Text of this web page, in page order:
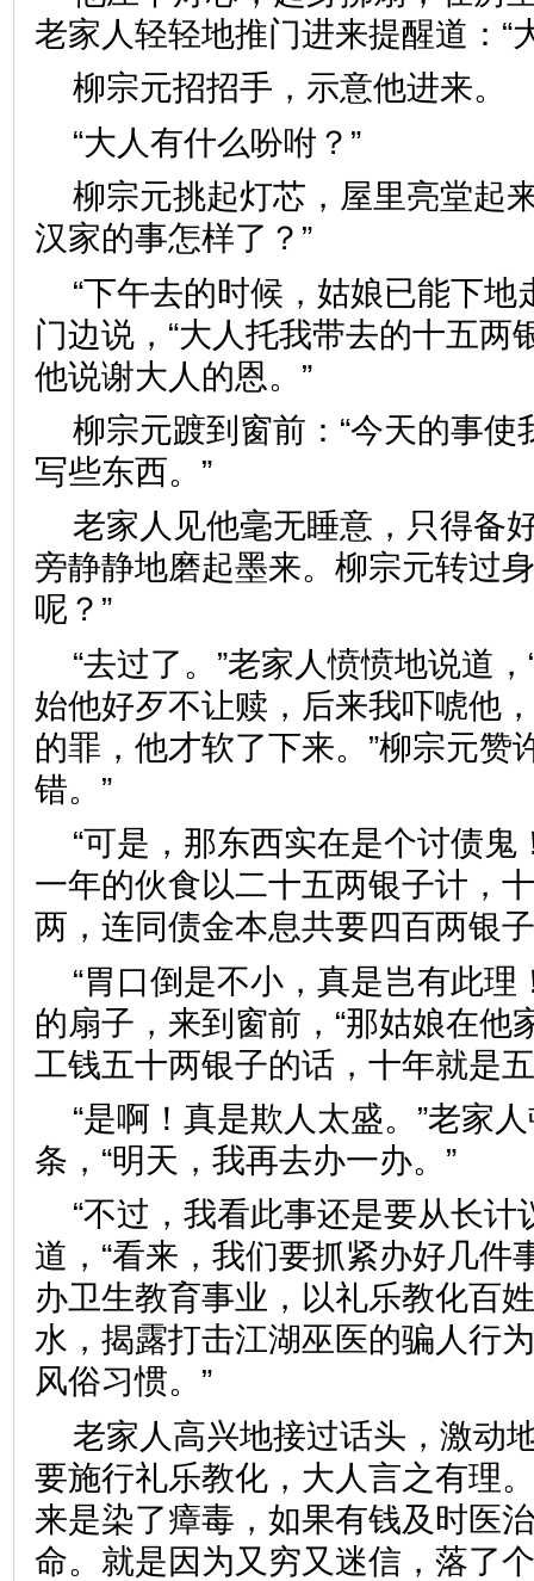
老家人轻轻地推门进来提醒道：“
柳宗元招招手，示意他进来。
“大人有什么吩咐？”
柳宗元挑起灯芯，屋里亮堂起
汉家的事怎样了？”
“下午去的时候，姑娘已能下地
门边说，“大人托我带去的十五两
他说谢大人的恩。”
柳宗元踱到窗前：“今天的事使
写些东西。”
老家人见他毫无睡意，只得备
旁静静地磨起墨来。柳宗元转过
呢？”
“去过了。”老家人愤愤地说道
始他好歹不让赎，后来我吓唬他
的罪，他才软了下来。”柳宗元赞
错。”
“可是，那东西实在是个讨债
一年的伙食以二十五两银子计，
两，连同债金本息共要四百两银
“胃口倒是不小，真是岂有此理
的扇子，来到窗前，“那姑娘在他
工钱五十两银子的话，十年就是
“是啊！真是欺人太盛。”老家
条，“明天，我再去办一办。”
“不过，我看此事还是要从长计
道，“看来，我们要抓紧办好几件
办卫生教育事业，以礼乐教化百
水，揭露打击江湖巫医的骗人行
风俗习惯。”
老家人高兴地接过话头，激动
要施行礼乐教化，大人言之有理
来是染了瘴毒，如果有钱及时医
命。就是因为又穷又迷信，落了